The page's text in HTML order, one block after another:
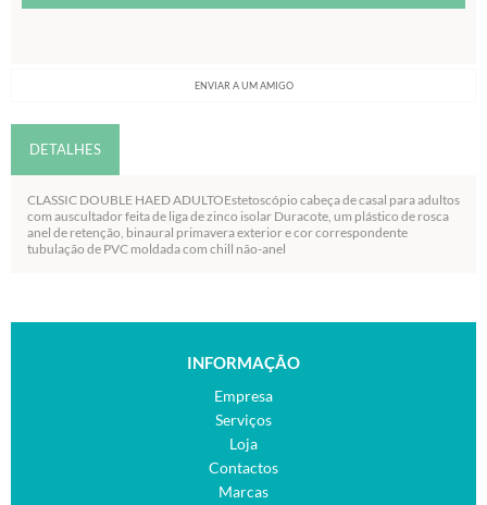
ENVIAR A UM AMIGO
DETALHES
CLASSIC DOUBLE HAED ADULTOEstetoscópio cabeça de casal para adultos
com auscultador feita de liga de zinco isolar Duracote, um plástico de rosca
anel de retenção, binaural primavera exterior e cor correspondente
tubulação de PVC moldada com chill não-anel
INFORMAÇÃO
Empresa
Serviços
Loja
Contactos
Marcas